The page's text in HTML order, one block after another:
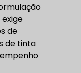
de
de tinta